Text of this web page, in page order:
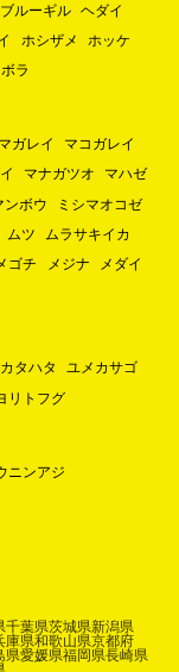
ブルーギル
ヘダイ
ホシザメ
ホッケ
ボラ
マガレイ
マコガレイ
マナガツオ
マハゼ
ンボウ
ミシマオコゼ
ムツ
ムラサキイカ
ゴチ メジナ
メダイ
タハタ
ユメカサゴ
リトフグ
ニンアジ
千葉県茨城県新潟県
庫県和歌山県京都府
県愛媛県福岡県長崎県